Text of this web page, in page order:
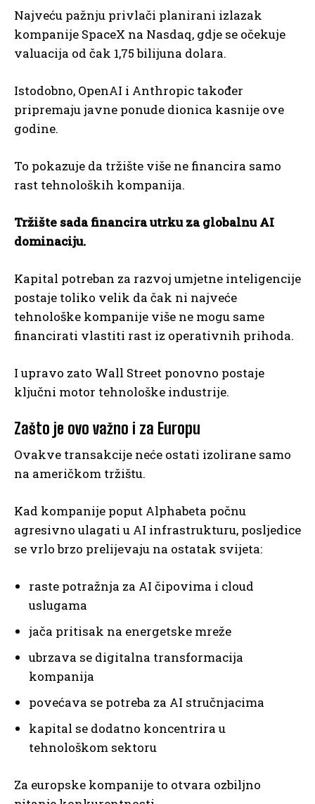
Najveću pažnju privlači planirani izlazak
kompanije SpaceX na Nasdaq, gdje se očekuje
valuacija od čak 1,75 bilijuna dolara.
Istodobno, OpenAI i Anthropic također
pripremaju javne ponude dionica kasnije ove
godine.
To pokazuje da tržište više ne financira samo
rast tehnoloških kompanija.
Tržište sada financira utrku za globalnu AI
dominaciju.
Kapital potreban za razvoj umjetne inteligencije
postaje toliko velik da čak ni najveće
tehnološke kompanije više ne mogu same
financirati vlastiti rast iz operativnih prihoda.
I upravo zato Wall Street ponovno postaje
ključni motor tehnološke industrije.
Zašto je ovo važno i za Europu
Ovakve transakcije neće ostati izolirane samo
na američkom tržištu.
Kad kompanije poput Alphabeta počnu
agresivno ulagati u AI infrastrukturu, posljedice
se vrlo brzo prelijevaju na ostatak svijeta:
raste potražnja za AI čipovima i cloud
uslugama
jača pritisak na energetske mreže
ubrzava se digitalna transformacija
kompanija
povećava se potreba za AI stručnjacima
kapital se dodatno koncentrira u
tehnološkom sektoru
Za europske kompanije to otvara ozbiljno